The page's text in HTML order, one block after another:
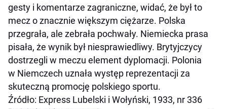
gesty i komentarze zagraniczne, widać, że był to
mecz o znacznie większym ciężarze. Polska
przegrała, ale zebrała pochwały. Niemiecka prasa
pisała, że wynik był niesprawiedliwy. Brytyjczycy
dostrzegli w meczu element dyplomacji. Polonia
w Niemczech uznała występ reprezentacji za
skuteczną promocję polskiego sportu.
Źródło: Express Lubelski i Wołyński, 1933, nr 336